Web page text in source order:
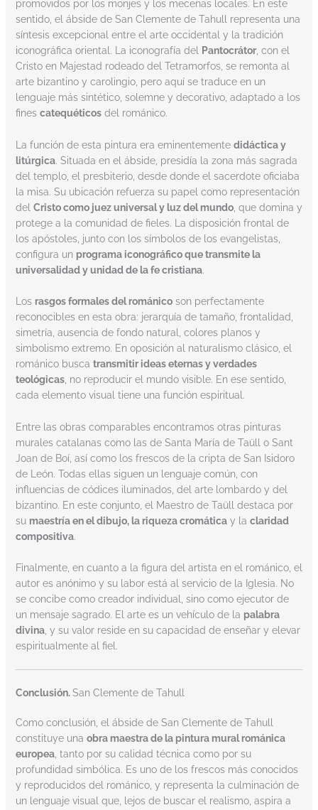
promovidos por los monjes y los mecenas locales. En este
sentido, el ábside de San Clemente de Tahull representa una
síntesis excepcional entre el arte occidental y la tradición
iconográfica oriental. La iconografía del Pantocrátor, con el
Cristo en Majestad rodeado del Tetramorfos, se remonta al
arte bizantino y carolingio, pero aquí se traduce en un
lenguaje más sintético, solemne y decorativo, adaptado a los
fines catequéticosdel románico.
La función de esta pintura era eminentemente didáctica y
litúrgica. Situada en el ábside, presidía la zona más sagrada
del templo, el presbiterio, desde donde el sacerdote oficiaba
la misa. Su ubicación refuerza su papel como representación
del Cristo como juez universal y luz del mundo, que domina y
protege a la comunidad de fieles. La disposición frontal de
los apóstoles, junto con los símbolos de los evangelistas,
configura un programa iconográfico que transmite la
universalidad y unidad de la fe cristiana.
Los rasgos formales del románicoson perfectamente
reconocibles en esta obra: jerarquía de tamaño, frontalidad,
simetría, ausencia de fondo natural, colores planos y
simbolismo extremo. En oposición al naturalismo clásico, el
románico busca transmitir ideas eternas y verdades
teológicas, no reproducir el mundo visible. En ese sentido,
cada elemento visual tiene una función espiritual.
Entre las obras comparables encontramos otras pinturas
murales catalanas como las de Santa María de Taüll o Sant
Joan de Boí, así como los frescos de la cripta de San Isidoro
de León. Todas ellas siguen un lenguaje común, con
influencias de códices iluminados, del arte lombardo y del
bizantino. En este conjunto, el Maestro de Taüll destaca por
su maestría en el dibujo, la riqueza cromáticay la claridad
compositiva.
Finalmente, en cuanto a la figura del artista en el románico, el
autor es anónimo y su labor está al servicio de la Iglesia. No
se concibe como creador individual, sino como ejecutor de
un mensaje sagrado. El arte es un vehículo de la palabra
divina, y su valor reside en su capacidad de enseñar y elevar
espiritualmente al fiel.
Conclusión.San Clemente de Tahull
Como conclusión, el ábside de San Clemente de Tahull
constituye una obra maestra de la pintura mural románica
europea, tanto por su calidad técnica como por su
profundidad simbólica. Es uno de los frescos más conocidos
y reproducidos del románico, y representa la culminación de
un lenguaje visual que, lejos de buscar el realismo, aspira a